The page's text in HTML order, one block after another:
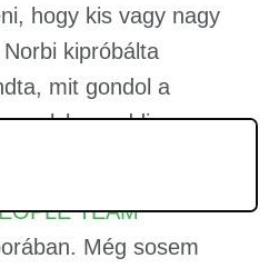
hogy kis vagy nagy
kipróbálta
mit gondol a
amelyben eddig
TEAM
Még sosem